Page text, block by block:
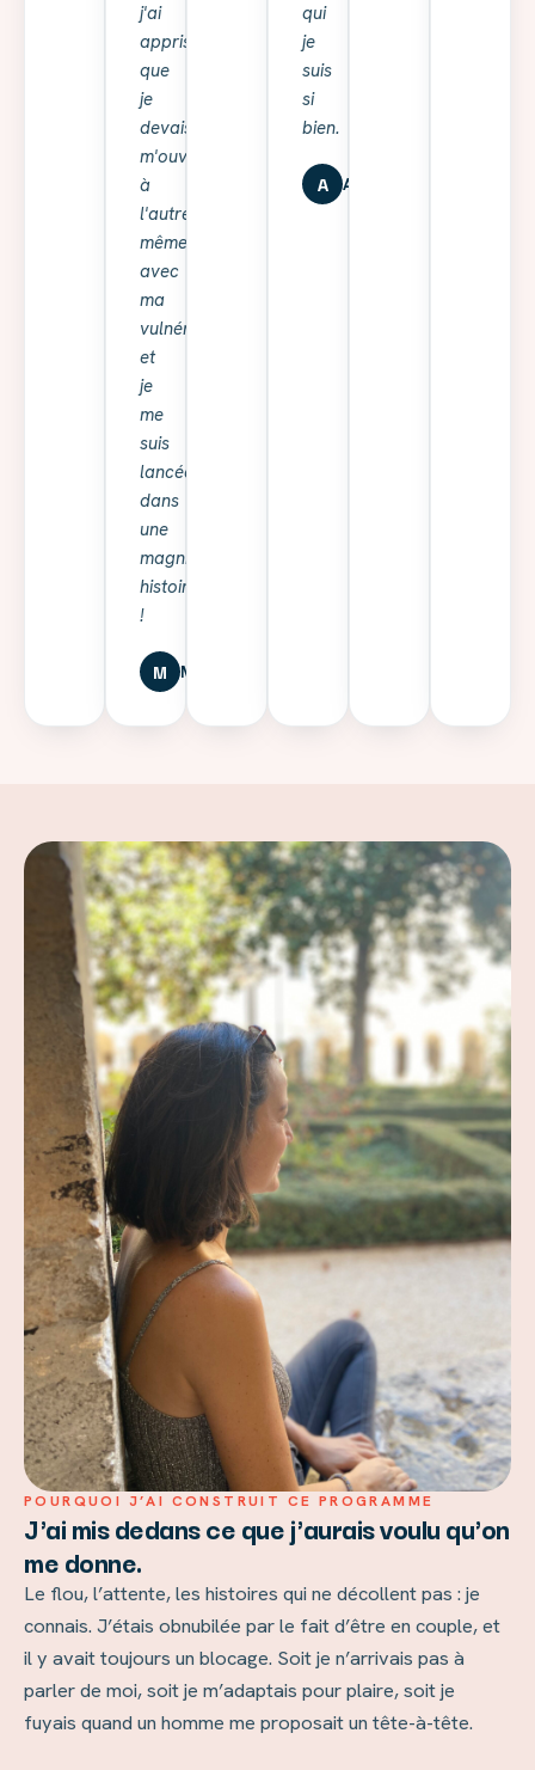
j'ai
appris
que
je
devais
m'ouvrir
à
l'autre
même
avec
ma
vulnérabilité…
et
je
me
suis
lancée
dans
une
magnifique
histoire
!
M Marine
qui
je
suis
si
bien.
A Alexia
POURQUOI J’AI CONSTRUIT CE PROGRAMME
J'ai mis dedans ce que j'aurais voulu qu'on
me donne.
Le flou, l’attente, les histoires qui ne décollent pas : je
connais. J’étais obnubilée par le fait d’être en couple, et
il y avait toujours un blocage. Soit je n’arrivais pas à
parler de moi, soit je m’adaptais pour plaire, soit je
fuyais quand un homme me proposait un tête-à-tête.